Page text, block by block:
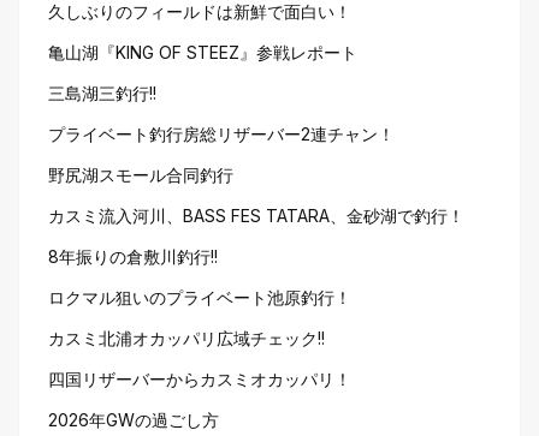
久しぶりのフィールドは新鮮で面白い！
亀山湖『KING OF STEEZ』参戦レポート
三島湖三釣行!!
プライベート釣行房総リザーバー2連チャン！
野尻湖スモール合同釣行
カスミ流入河川、BASS FES TATARA、金砂湖で釣行！
8年振りの倉敷川釣行!!
ロクマル狙いのプライベート池原釣行！
カスミ北浦オカッパリ広域チェック!!
四国リザーバーからカスミオカッパリ！
2026年GWの過ごし方